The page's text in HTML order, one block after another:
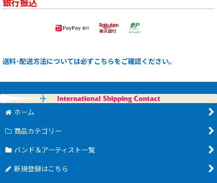
銀行振込
送料･配送方法については必ずこちらをご確認ください。
ホーム
商品カテゴリー
バンド＆アーティスト一覧
新規登録はこちら